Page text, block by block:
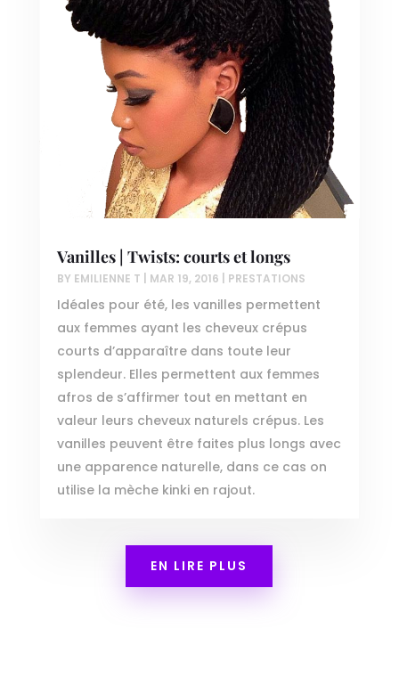
Vanilles | Twists: courts et longs
BY EMILIENNE T MAR 19, 2016 PRESTATIONS
Idéales pour été, les vanilles permettent
aux femmes ayant les cheveux crépus
courts d’apparaître dans toute leur
splendeur. Elles permettent aux femmes
afros de s’affirmer tout en mettant en
valeur leurs cheveux naturels crépus. Les
vanilles peuvent être faites plus longs avec
une apparence naturelle, dans ce cas on
utilise la mèche kinki en rajout.
EN LIRE PLUS